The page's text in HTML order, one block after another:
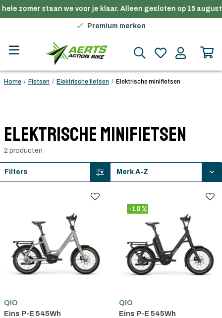
zomer staan we voor je klaar. Alleen gesloten op 15
Gratis verzending in België vanaf €100
Premium merken
Gratis verzending in België vanaf €100
Home / Fietsen / Elektrische fietsen / Elektrische minifietsen
Elektrische minifietsen
2 producten
Filters
QIO
Eins P-E 545Wh
QIO
Eins P-E 545Wh
-10